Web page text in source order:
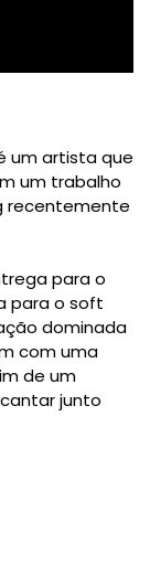
um artista que
um trabalho
recentemente
para o
para o soft
dominada
com uma
de um
junto